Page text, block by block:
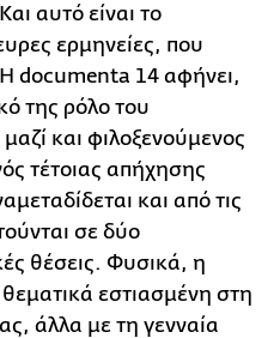
αυτό είναι το
ερμηνείες, που
Η documenta 14 αφήνει,
της ρόλο του
και φιλοξενούμενος
τέτοιας απήχησης
και από τις
σε δύο
θέσεις. Φυσικά, η
εστιασμένη στη
άλλα με τη γενναία